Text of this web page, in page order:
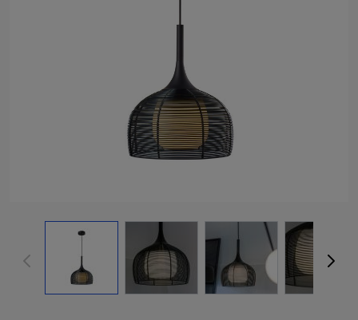
View larger image View larger image